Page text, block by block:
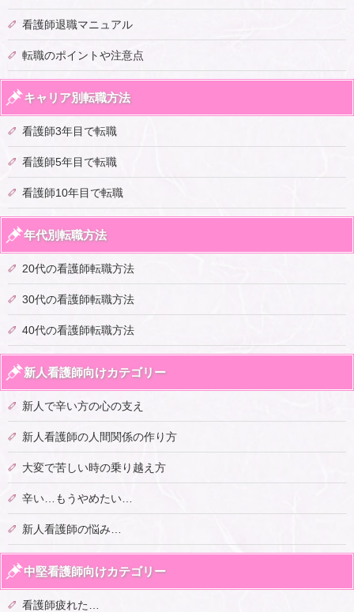
看護師退職マニュアル
転職のポイントや注意点
キャリア別転職方法
看護師3年目で転職
看護師5年目で転職
看護師10年目で転職
年代別転職方法
20代の看護師転職方法
30代の看護師転職方法
40代の看護師転職方法
新人看護師向けカテゴリー
新人で辛い方の心の支え
新人看護師の人間関係の作り方
大変で苦しい時の乗り越え方
辛い…もうやめたい…
新人看護師の悩み…
中堅看護師向けカテゴリー
看護師疲れた…